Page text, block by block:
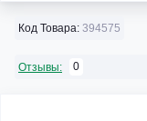
Код Товара: 394575
Отзывы: 0